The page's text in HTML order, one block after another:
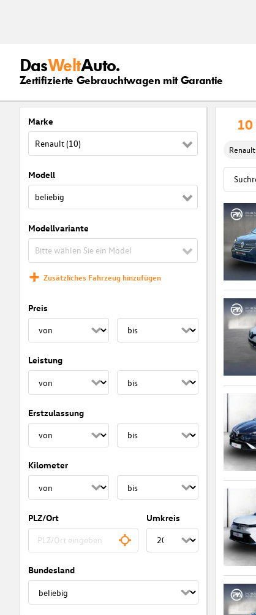
DasWeltAuto.
Zertifizierte Gebrauchtwagen mit Garantie
Marke
Renault (10)
Modell
beliebig
Modellvariante
Bitte wählen Sie ein Model
Zusätzliches Fahrzeug hinzufügen
Preis
Leistung
Erstzulassung
Kilometer
PLZ/Ort Umkreis
Bundesland
10
Renault